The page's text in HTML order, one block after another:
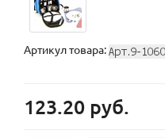
Артикул товара:
123.20 руб.